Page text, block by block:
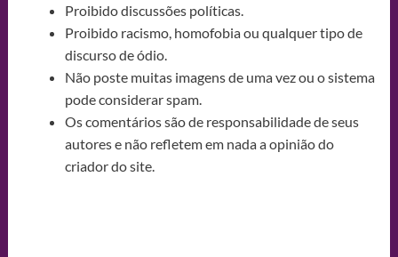
Proibido discussões políticas.
Proibido racismo, homofobia ou qualquer tipo de
discurso de ódio.
Não poste muitas imagens de uma vez ou o sistema
pode considerar spam.
Os comentários são de responsabilidade de seus
autores e não refletem em nada a opinião do
criador do site.